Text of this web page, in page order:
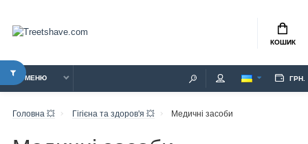
КОШИК
МЕНЮ ГРН.
Головна 💥 Гігієна та здоров'я 💥 Медичні засоби